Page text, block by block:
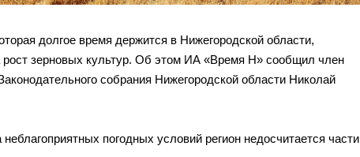
долгое время держится в Нижегородской области,
рост зерновых культур. Об этом ИА «Время Н» сообщил член
собрания Нижегородской области Николай
погодных условий регион недосчитается части